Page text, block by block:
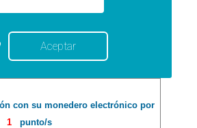
con su monedero electrónico por
1
punto/s